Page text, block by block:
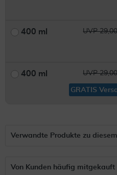
400 ml UVP
400 ml UVP
GRATIS
Verwandte Produkte zu
Von Kunden häufig mitgekauft